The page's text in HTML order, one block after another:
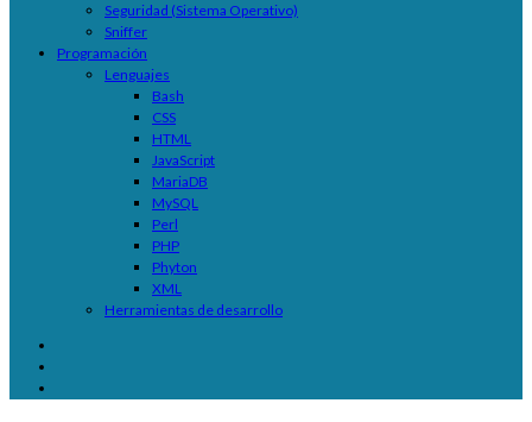
Seguridad (Sistema Operativo)
Sniffer
Programación
Lenguajes
Bash
CSS
HTML
JavaScript
MariaDB
MySQL
Perl
PHP
Phyton
XML
Herramientas de desarrollo